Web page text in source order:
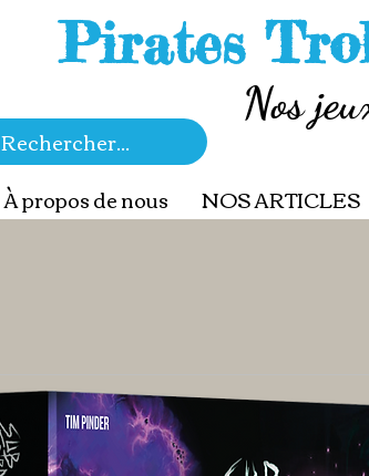
Pirates
Nos
Rechercher...
À propos de nous NOS ARTICLES